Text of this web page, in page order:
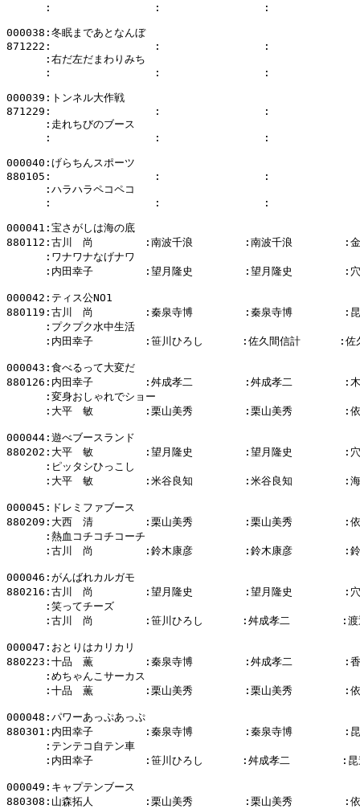
:                :                :
000038:冬眠まであとなんぼ
871222:                :                :
      :右だ左だまわりみち
:                :                :
000039:トンネル大作戦
871229:                :                :
      :走れちびのブース
:                :                :
000040:げらちんスポーツ
880105:                :                :
      :ハラハラペコペコ
:                :                :
000041:宝さがしは海の底
880112:古川　尚        :南波千浪        :南波千浪        :金
      :ワナワナなげナワ
:内田幸子        :望月隆史        :望月隆史        :穴
000042:ティス公NO1
880119:古川　尚        :秦泉寺博        :秦泉寺博        :昆
      :プクプク水中生活
:内田幸子        :笹川ひろし      :佐久間信計      :佐
000043:食べるって大変だ
880126:内田幸子        :舛成孝二        :舛成孝二        :木
      :変身おしゃれでショー
:大平　敏        :栗山美秀        :栗山美秀        :依
000044:遊べブースランド
880202:大平　敏        :望月隆史        :望月隆史        :穴
      :ピッタシひっこし
:大平　敏        :米谷良知        :米谷良知        :海
000045:ドレミファブース
880209:大西　清        :栗山美秀        :栗山美秀        :依
      :熱血コチコチコーチ
:古川　尚        :鈴木康彦        :鈴木康彦        :鈴
000046:がんばれカルガモ
880216:古川　尚        :望月隆史        :望月隆史        :穴
      :笑ってチーズ
:古川　尚        :笹川ひろし      :舛成孝二        :渡
000047:おとりはカリカリ
880223:十品　薫        :秦泉寺博        :舛成孝二        :香
      :めちゃんこサーカス
:十品　薫        :栗山美秀        :栗山美秀        :依
000048:パワーあっぷあっぷ
880301:内田幸子        :秦泉寺博        :秦泉寺博        :昆
      :テンテコ自テン車
:内田幸子        :笹川ひろし      :舛成孝二        :昆
000049:キャプテンブース
880308:山森拓人        :栗山美秀        :栗山美秀        :依